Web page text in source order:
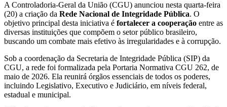
A Controladoria-Geral da União (CGU) anunciou nesta quarta-feira
(20) a criação da Rede Nacional de Integridade Pública. O
objetivo principal desta iniciativa é fortalecer a cooperação entre as
diversas instituições que compõem o setor público brasileiro,
buscando um combate mais efetivo às irregularidades e à corrupção.
Sob a coordenação da Secretaria de Integridade Pública (SIP) da
CGU, a rede foi formalizada pela Portaria Normativa CGU 262, de
maio de 2026. Ela reunirá órgãos essenciais de todos os poderes,
incluindo Legislativo, Executivo e Judiciário, em níveis federal,
estadual e municipal.